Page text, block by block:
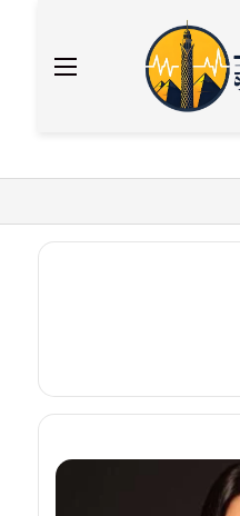
القائمة